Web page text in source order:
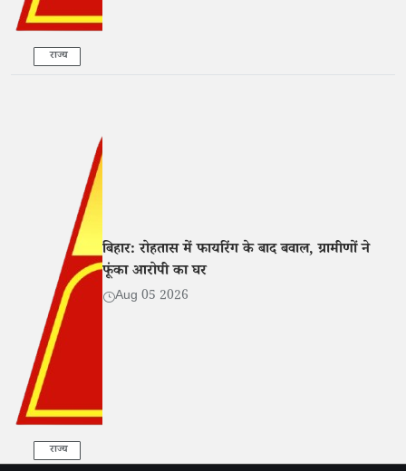
राज्य
राज्य
बिहार: रोहतास में फायरिंग के बाद बवाल, ग्रामीणों ने
फूंका आरोपी का घर
Aug 05 2026